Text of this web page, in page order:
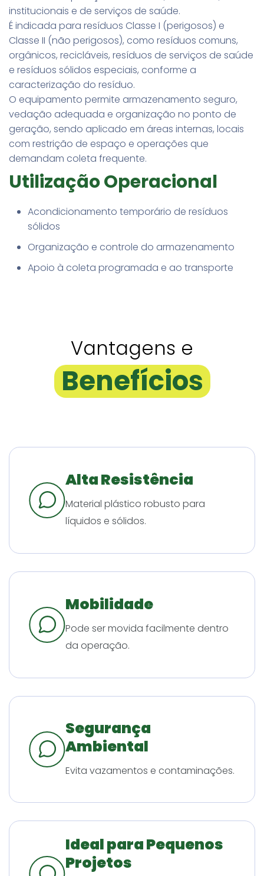
institucionais e de serviços de saúde.
É indicada para resíduos Classe I (perigosos) e
Classe II (não perigosos), como resíduos comuns,
orgânicos, recicláveis, resíduos de serviços de saúde
e resíduos sólidos especiais, conforme a
caracterização do resíduo.
O equipamento permite armazenamento seguro,
vedação adequada e organização no ponto de
geração, sendo aplicado em áreas internas, locais
com restrição de espaço e operações que
demandam coleta frequente.
Utilização Operacional
Acondicionamento temporário de resíduos
sólidos
Organização e controle do armazenamento
Apoio à coleta programada e ao transporte
Vantagens e
Benefícios
Alta Resistência
Material plástico robusto para
líquidos e sólidos.
Mobilidade
Pode ser movida facilmente dentro
da operação.
Segurança
Ambiental
Evita vazamentos e contaminações.
Ideal para Pequenos
Projetos